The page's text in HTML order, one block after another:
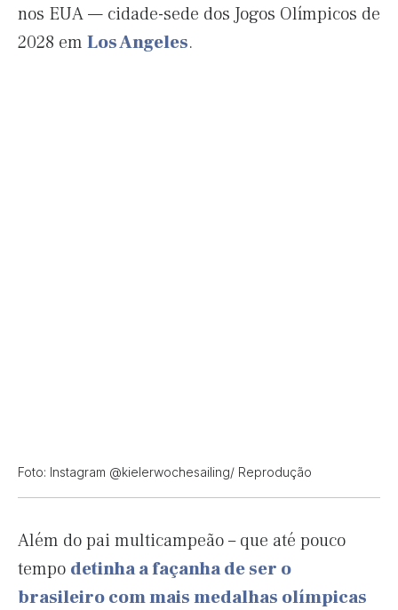
nos EUA — cidade-sede dos Jogos Olímpicos de
2028 em Los Angeles.
Foto: Instagram @kielerwochesailing/ Reprodução
Além do pai multicampeão – que até pouco
tempo detinha a façanha de ser o
brasileiro com mais medalhas olímpicas